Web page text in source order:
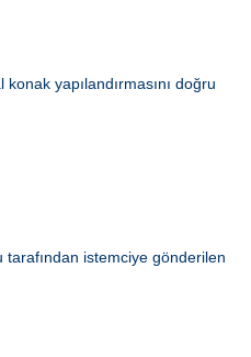
yapılandırmasını doğru
istemciye gönderilen